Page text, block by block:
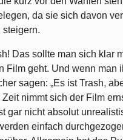
da sie sich davon
steigern.
Das sollte man sich klar
Film geht. Und wenn man
sagen: „Es ist Trash,
Zeit nimmt sich der Film
gar nicht absolut
einfach